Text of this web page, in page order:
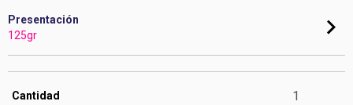
Presentación
125gr
Cantidad